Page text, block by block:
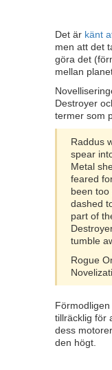
Det är känt
men att det
göra det
mellan
Destroyer
termer som
Raddus
spear
Metal
feared
been
dashed
part of
tumble
Rogue
tillräcklig för
dess
den högt.